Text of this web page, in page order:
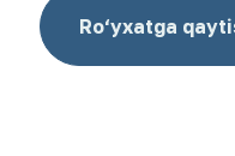
Ro‘yxatga